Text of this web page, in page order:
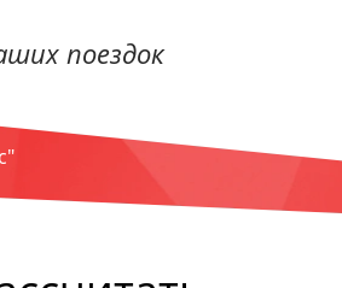
поездок